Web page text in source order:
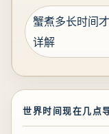
蟹煮多长时间
详解
世界时间现在几点